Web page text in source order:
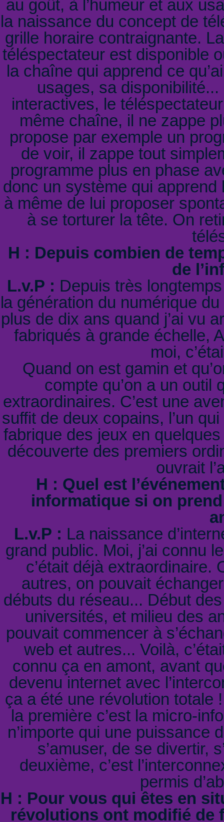
au goût, à l’humeur et aux
la naissance du concept de
grille horaire contraignante.
téléspectateur est disponible
la chaîne qui apprend ce
usages, sa
interactives, le
même chaîne, il ne zappe
propose par exemple un
de voir, il zappe tout
programme plus en phase
donc un système qui
à même de lui proposer
à se torturer la tête. On
H : Depuis combien de
de
L.v.P : Depuis très
la génération du numérique
plus de dix ans quand j’ai vu
fabriqués à grande échelle,
moi,
Quand on est gamin et
compte qu’on a un outil
extraordinaires. C’est une
suffit de deux copains, l’un
fabrique des jeux en
découverte des premiers
ouvrait
H : Quel est
informatique si on
L.v.P : La naissance
grand public. Moi, j’ai connu
c’était déjà extraordinaire.
autres, on pouvait
débuts du réseau... Début
universités, et milieu des
pouvait commencer à
web et autres... Voilà,
connu ça en amont, avant
devenu internet avec
ça a été une révolution totale
la première c’est la micro-
n’importe qui une puissance
s’amuser, de se divertir,
deuxième, c’est
permis
H : Pour vous qui êtes en
révolutions ont modifié de